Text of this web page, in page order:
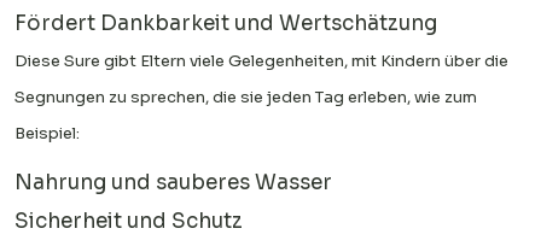
Fördert Dankbarkeit und Wertschätzung
Diese Sure gibt Eltern viele Gelegenheiten, mit Kindern über die
Segnungen zu sprechen, die sie jeden Tag erleben, wie zum
Beispiel:
Nahrung und sauberes Wasser
Sicherheit und Schutz